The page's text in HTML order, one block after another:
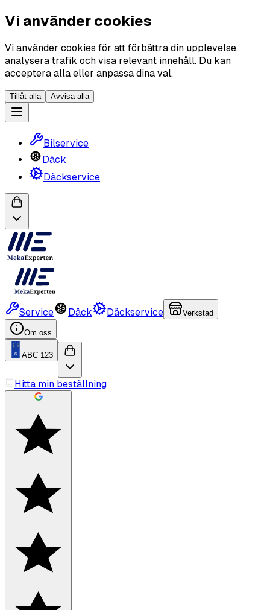
Vi använder cookies
Vi använder cookies för att förbättra din upplevelse,
analysera trafik och visa relevant innehåll. Du kan
acceptera alla eller anpassa dina val.
Tillåt alla Avvisa alla
Bilservice
Däck
Däckservice
Service Däck Däckservice Verkstad
Om oss
ABC 123
Hitta min beställning